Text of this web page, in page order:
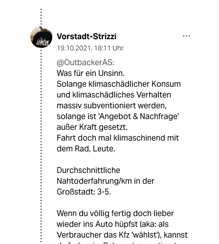
Vorstadt-Strizzi
19.10.2021, 18:11 Uhr
@OutbackerAS:
Was für ein Unsinn.
Solange klimaschädlicher Konsum
und klimaschädliches Verhalten
massiv subventioniert werden,
solange ist 'Angebot & Nachfrage'
außer Kraft gesetzt.
Fahrt doch mal klimaschinend mit
dem Rad, Leute.
Durchschnittliche
Nahtoderfahrung/km in der
Großstadt: 3-5.
Wenn du völlig fertig doch lieber
wieder ins Auto hüpfst (aka: als
Verbraucher das Kfz 'wählst'), kannst